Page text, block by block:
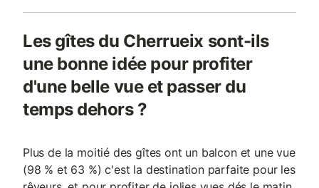
Les gîtes du Cherrueix sont-ils
une bonne idée pour profiter
d'une belle vue et passer du
temps dehors ?
Plus de la moitié des gîtes ont un balcon et une vue
(98 % et 63 %) c'est la destination parfaite pour les